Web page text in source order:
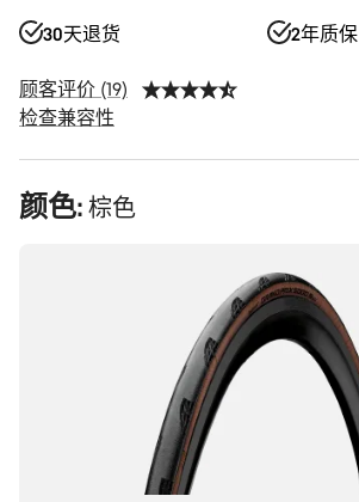
30天退货 2年质保
顾客评价 (19)
检查兼容性
产
品
颜色: 棕色